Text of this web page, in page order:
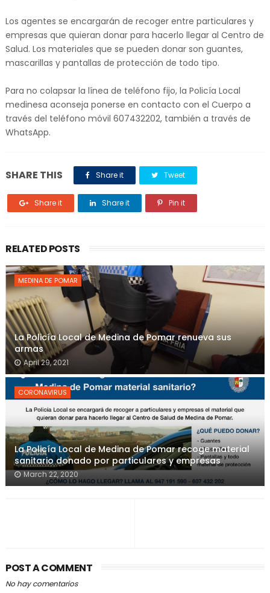
Los agentes se encargarán de recoger entre particulares y
empresas que quieran donar para hacerlo llegar al Centro de
Salud. Los materiales que se pueden donar son guantes,
mascarillas y pantallas de protección de todo tipo.
Para no colapsar la línea de teléfono fijo, la Policía Local
medinesa aconseja ponerse en contacto con el Cuerpo a
través del teléfono móvil 607432202, también a través de
WhatsApp.
SHARE THIS Share it Tweet
Share it Share it Pin it
RELATED POSTS
MEDINA DE POMAR
La Policía Local de Medina de Pomar renueva sus
armas
April 29, 2021
CORONAVIRUS
La Policía Local de Medina de Pomar recoge material
sanitario donado por particulares y empresas
March 22, 2020
POST A COMMENT
No hay comentarios